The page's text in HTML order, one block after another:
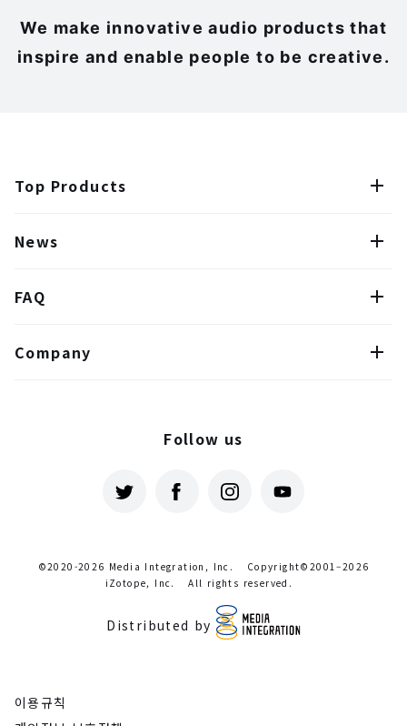
We make innovative audio products that
inspire and enable people to be creative.
Top Products
News
FAQ
Company
Follow us
©2020-2026 Media Integration, Inc.
Copyright©2001–2026
iZotope, Inc.
All rights reserved.
Distributed by
이용규칙